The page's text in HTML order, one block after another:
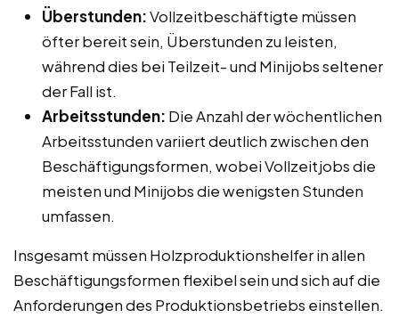
Überstunden:Vollzeitbeschäftigte müssen
öfter bereit sein, Überstunden zu leisten,
während dies bei Teilzeit- und Minijobs seltener
der Fall ist.
Arbeitsstunden: Die Anzahl der wöchentlichen
Arbeitsstunden variiert deutlich zwischen den
Beschäftigungsformen, wobei Vollzeitjobs die
meisten und Minijobs die wenigsten Stunden
umfassen.
Insgesamt müssen Holzproduktionshelfer in allen
Beschäftigungsformen flexibel sein und sich auf die
Anforderungen des Produktionsbetriebs einstellen.